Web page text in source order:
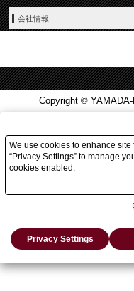
会社情報
Copyright ©
We use cookies to enhance
“Privacy Settings” to manage
cookies enabled.
Privacy Settings